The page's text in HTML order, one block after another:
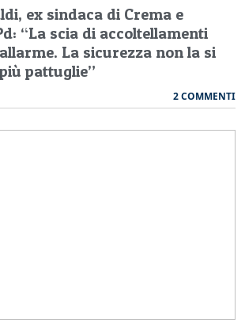
ex sindaca di Crema e
“La scia di accoltellamenti
La sicurezza non la si
pattuglie”
2 COMMENTI